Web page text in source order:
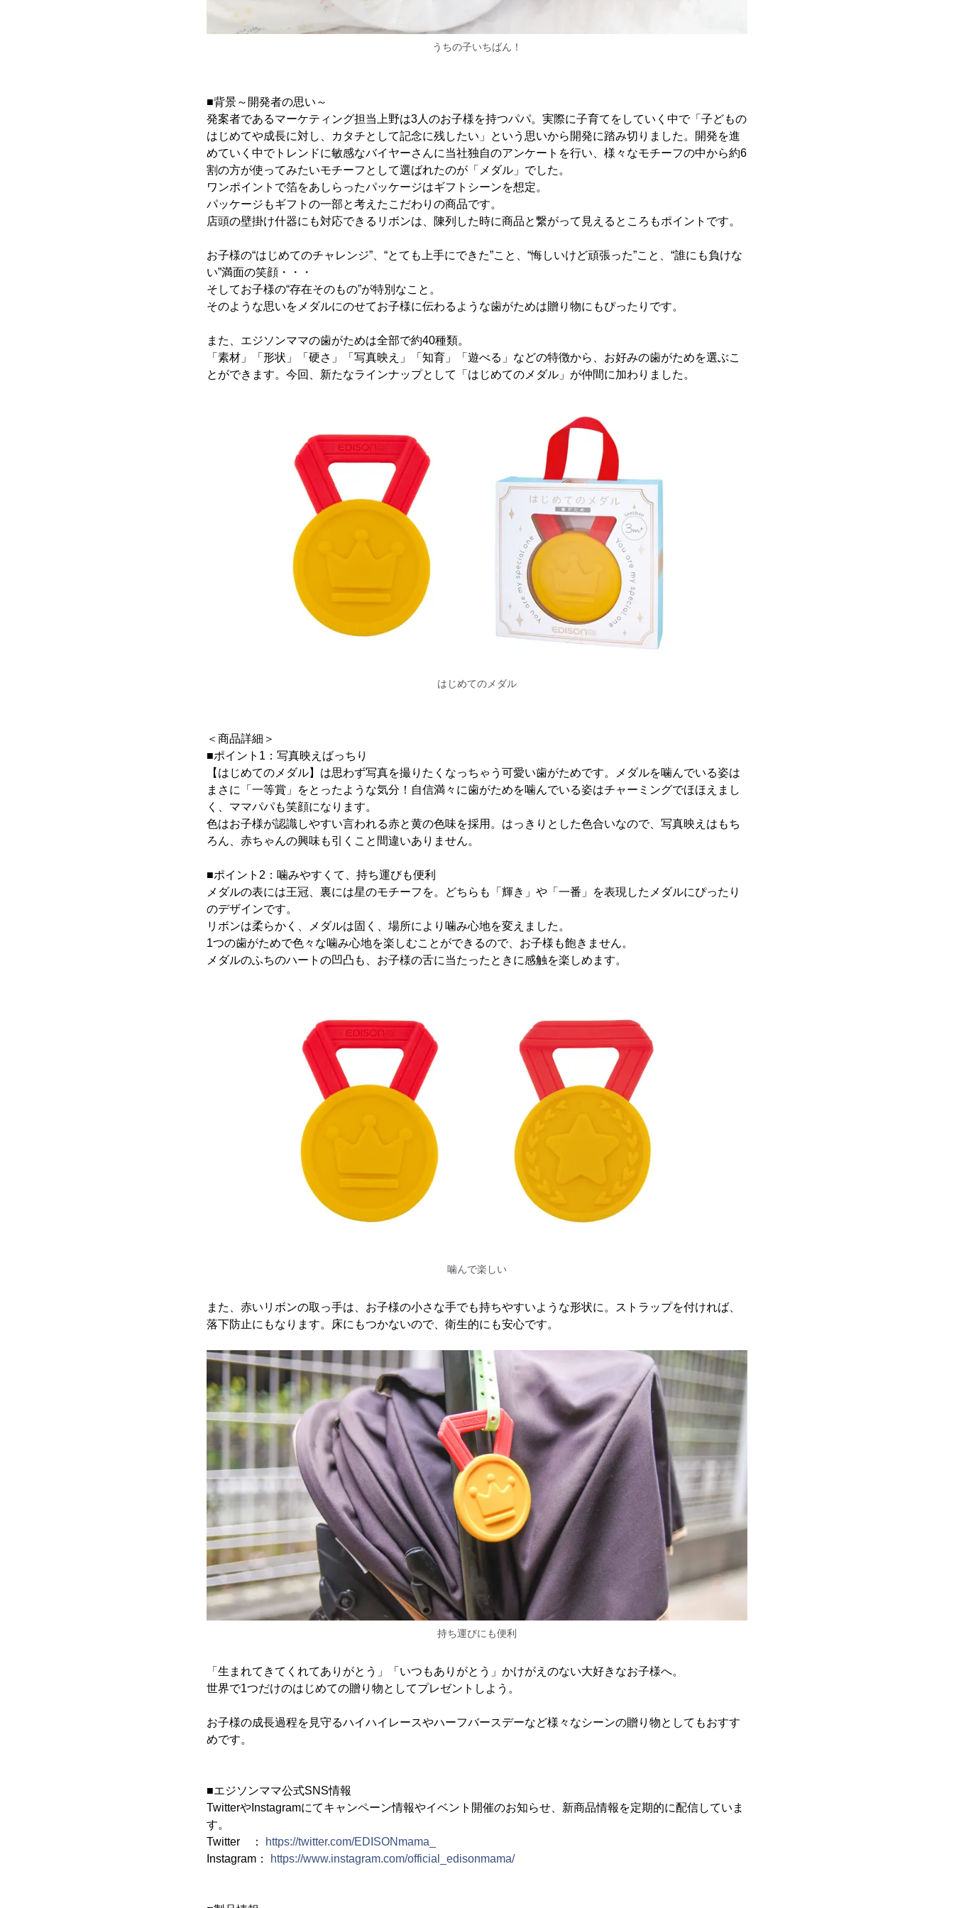
うちの子いちばん！
■背景～開発者の思い～
発案者であるマーケティング担当上野は3人のお子様を持つパパ。実際に子育てをしていく中で「子どもの
はじめてや成長に対し、カタチとして記念に残したい」という思いから開発に踏み切りました。開発を進
めていく中でトレンドに敏感なバイヤーさんに当社独自のアンケートを行い、様々なモチーフの中から約6
割の方が使ってみたいモチーフとして選ばれたのが「メダル」でした。
ワンポイントで箔をあしらったパッケージはギフトシーンを想定。
パッケージもギフトの一部と考えたこだわりの商品です。
店頭の壁掛け什器にも対応できるリボンは、陳列した時に商品と繋がって見えるところもポイントです。
お子様の“はじめてのチャレンジ”、“とても上手にできた”こと、“悔しいけど頑張った”こと、“誰にも負けな
い”満面の笑顔・・・
そしてお子様の“存在そのもの”が特別なこと。
そのような思いをメダルにのせてお子様に伝わるような歯がためは贈り物にもぴったりです。
また、エジソンママの歯がためは全部で約40種類。
「素材」「形状」「硬さ」「写真映え」「知育」「遊べる」などの特徴から、お好みの歯がためを選ぶこ
とができます。今回、新たなラインナップとして「はじめてのメダル」が仲間に加わりました。
はじめてのメダル
＜商品詳細＞
■ポイント1：写真映えばっちり
【はじめてのメダル】は思わず写真を撮りたくなっちゃう可愛い歯がためです。メダルを噛んでいる姿は
まさに「一等賞」をとったような気分！自信満々に歯がためを噛んでいる姿はチャーミングでほほえまし
く、ママパパも笑顔になります。
色はお子様が認識しやすい言われる赤と黄の色味を採用。はっきりとした色合いなので、写真映えはもち
ろん、赤ちゃんの興味も引くこと間違いありません。
■ポイント2：噛みやすくて、持ち運びも便利
メダルの表には王冠、裏には星のモチーフを。どちらも「輝き」や「一番」を表現したメダルにぴったり
のデザインです。
リボンは柔らかく、メダルは固く、場所により噛み心地を変えました。
1つの歯がためで色々な噛み心地を楽しむことができるので、お子様も飽きません。
メダルのふちのハートの凹凸も、お子様の舌に当たったときに感触を楽しめます。
噛んで楽しい
また、赤いリボンの取っ手は、お子様の小さな手でも持ちやすいような形状に。ストラップを付ければ、
落下防止にもなります。床にもつかないので、衛生的にも安心です。
持ち運びにも便利
「生まれてきてくれてありがとう」「いつもありがとう」かけがえのない大好きなお子様へ。
世界で1つだけのはじめての贈り物としてプレゼントしよう。
お子様の成長過程を見守るハイハイレースやハーフバースデーなど様々なシーンの贈り物としてもおすす
めです。
■エジソンママ公式SNS情報
TwitterやInstagramにてキャンペーン情報やイベント開催のお知らせ、新商品情報を定期的に配信していま
す。
Twitter ：
https://twitter.com/EDISONmama_
Instagram：
https://www.instagram.com/official_edisonmama/